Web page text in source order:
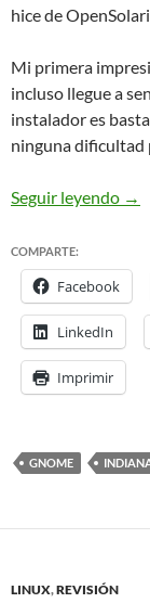
hice de
Mi primera
incluso llegue a
instalador es
ninguna dificultad
Seguir leyendo →
COMPARTE:
Facebook
LinkedIn
Imprimir
GNOME
LINUX,REVISIÓN